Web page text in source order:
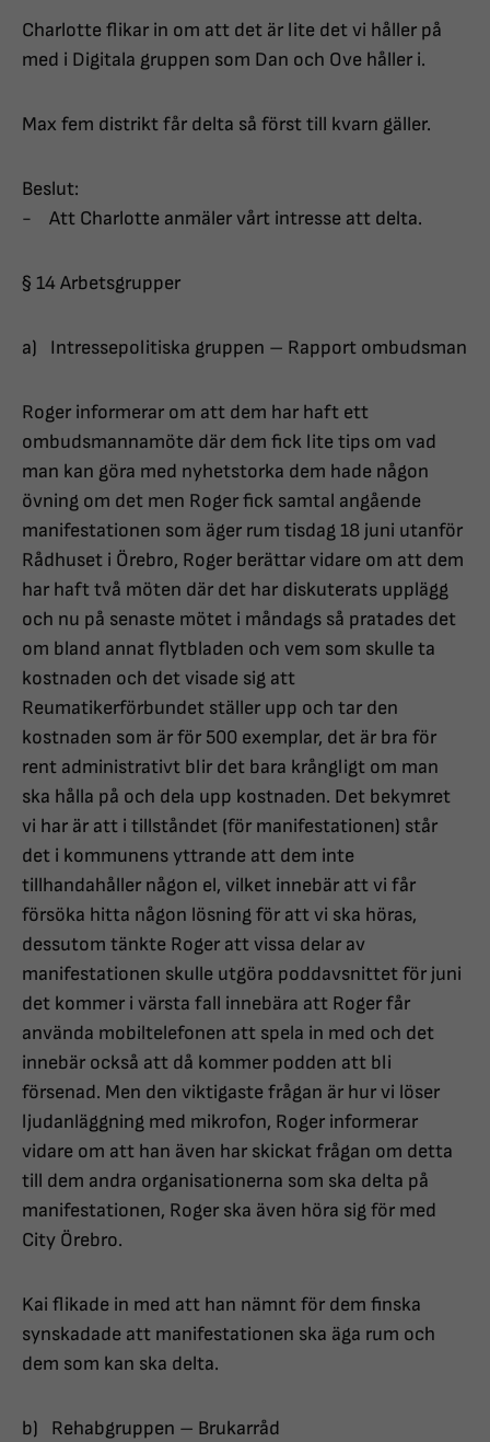
Charlotte flikar in om att det är lite det vi håller på
med i Digitala gruppen som Dan och Ove håller i.
Max fem distrikt får delta så först till kvarn gäller.
Beslut:
- Att Charlotte anmäler vårt intresse att delta.
§ 14 Arbetsgrupper
a) Intressepolitiska gruppen – Rapport ombudsman
Roger informerar om att dem har haft ett
ombudsmannamöte där dem fick lite tips om vad
man kan göra med nyhetstorka dem hade någon
övning om det men Roger fick samtal angående
manifestationen som äger rum tisdag 18 juni utanför
Rådhuset i Örebro, Roger berättar vidare om att dem
har haft två möten där det har diskuterats upplägg
och nu på senaste mötet i måndags så pratades det
om bland annat flytbladen och vem som skulle ta
kostnaden och det visade sig att
Reumatikerförbundet ställer upp och tar den
kostnaden som är för 500 exemplar, det är bra för
rent administrativt blir det bara krångligt om man
ska hålla på och dela upp kostnaden. Det bekymret
vi har är att i tillståndet (för manifestationen) står
det i kommunens yttrande att dem inte
tillhandahåller någon el, vilket innebär att vi får
försöka hitta någon lösning för att vi ska höras,
dessutom tänkte Roger att vissa delar av
manifestationen skulle utgöra poddavsnittet för juni
det kommer i värsta fall innebära att Roger får
använda mobiltelefonen att spela in med och det
innebär också att då kommer podden att bli
försenad. Men den viktigaste frågan är hur vi löser
ljudanläggning med mikrofon, Roger informerar
vidare om att han även har skickat frågan om detta
till dem andra organisationerna som ska delta på
manifestationen, Roger ska även höra sig för med
City Örebro.
Kai flikade in med att han nämnt för dem finska
synskadade att manifestationen ska äga rum och
dem som kan ska delta.
b) Rehabgruppen – Brukarråd